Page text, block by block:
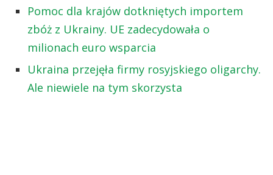
Pomoc dla krajów dotkniętych importem
zbóż z Ukrainy. UE zadecydowała o
milionach euro wsparcia
Ukraina przejęła firmy rosyjskiego oligarchy.
Ale niewiele na tym skorzysta